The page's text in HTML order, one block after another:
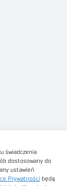
świadczenia
dostosowany do
ustawień
Prywatności będą